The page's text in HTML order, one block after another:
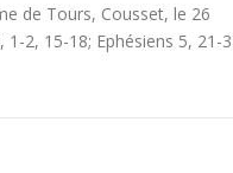
de Tours, Cousset, le 26
2, 15-18; Ephésiens 5, 21-